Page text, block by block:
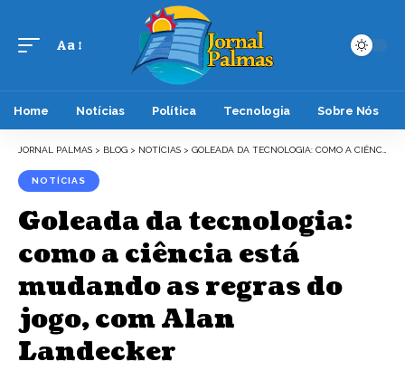
Font
Aa
Home Notícias Política Tecnologia Sobre Nós
JORNAL PALMAS > BLOG > NOTÍCIAS > GOLEADA DA TECNOLOGIA: COMO A CIÊNCIA ESTÁ MUDANDO AS REGRAS DO JOGO, COM ALAN LANDECKER
NOTÍCIAS
Goleada da tecnologia:
como a ciência está
mudando as regras do
jogo, com Alan
Landecker